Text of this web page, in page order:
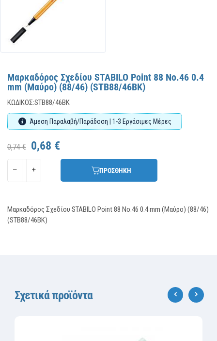
Μαρκαδόρος Σχεδίου STABILO Point 88 No.46 0.4
mm (Μαύρο) (88/46) (STB88/46BK)
ΚΩΔΙΚΌΣ:STB88/46BK
Άμεση Παραλαβή/Παράδοση | 1-3 Εργάσιμες Μέρες
0,74 € 0,68 €
ΠΡΟΣΘΗΚΗ
Μαρκαδόρος Σχεδίου STABILO Point 88 No.46 0.4 mm (Μαύρο) (88/46)
(STB88/46BK)
Σχετικά προϊόντα